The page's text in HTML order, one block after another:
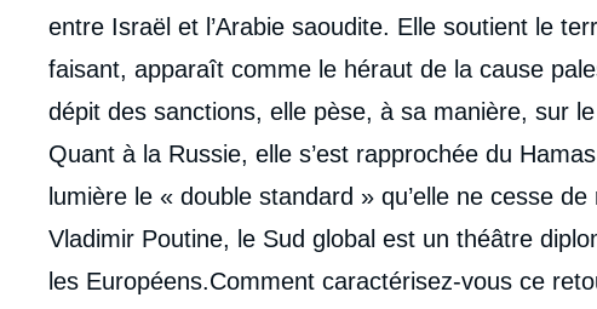
entre Israël et l’Arabie saoudite. Elle soutient le
faisant, apparaît comme le héraut de la cause
dépit des sanctions, elle pèse, à sa manière, sur
Quant à la Russie, elle s’est rapprochée du
lumière le « double standard » qu’elle ne cesse
Vladimir Poutine, le Sud global est un théâtre
les Européens.Comment caractérisez-vous ce